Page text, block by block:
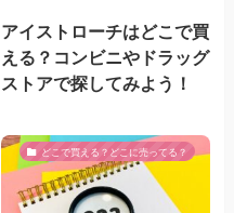
アイストローチはどこで買
える？コンビニやドラッグ
ストアで探してみよう！
どこで買える？どこに売ってる？